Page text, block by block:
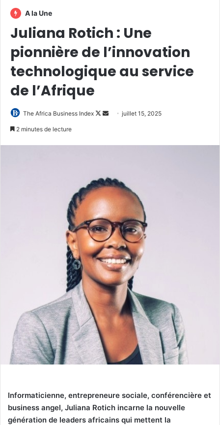
A la Une
Juliana Rotich : Une
pionnière de l’innovation
technologique au service
de l’Afrique
The Africa Business Index
Follow
Envoyerjuillet 15, 2025
2 minutes de lecture
Informaticienne, entrepreneure sociale, conférencière et
business angel, Juliana Rotich incarne la nouvelle
génération de leaders africains qui mettent la